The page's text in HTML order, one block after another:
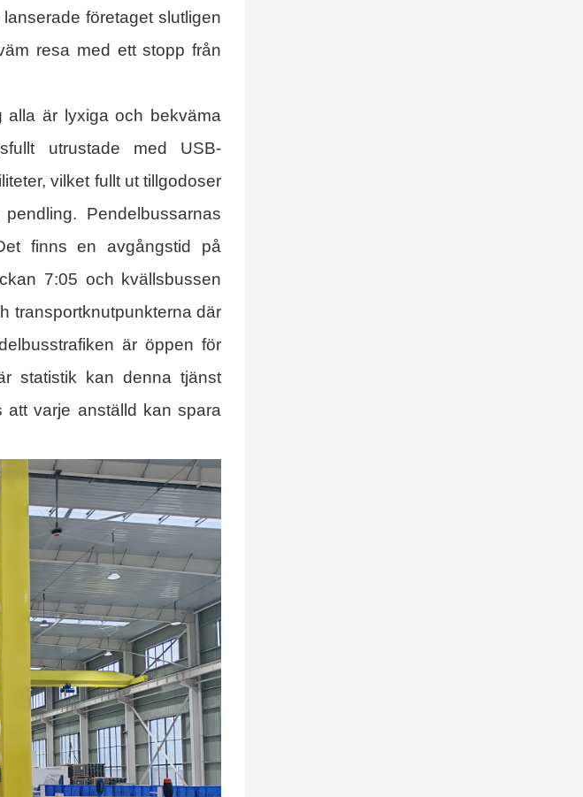
företaget slutligen
resa med ett stopp från
alla är lyxiga och bekväma
utrustade med USB-
vilket fullt ut tillgodoser
Pendelbussarnas
finns en avgångstid på
7:05 och kvällsbussen
transportknutpunkterna där
är öppen för
statistik kan denna tjänst
varje anställd kan spara